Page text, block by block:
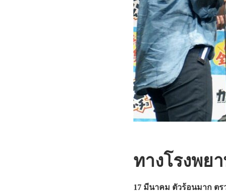
ทางโรงพย
17 มีนาคม ตัวร้อนมาก ตร